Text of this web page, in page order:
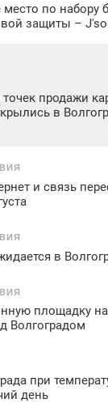
по набору
защиты –
точек продажи
в
и связь
в
площадку
Волгоградом
при
день